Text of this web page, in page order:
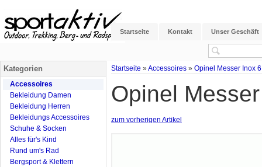
Startseite Kontakt Unser Geschäft
Startseite » Accessoires » Opinel Messer Inox 6
Opinel
zum vorherigen Artikel
Kategorien
Accessoires
Bekleidung Damen
Bekleidung Herren
Bekleidungs Accessoires
Schuhe & Socken
Alles für's Kind
Rund um's Rad
Bergsport & Klettern